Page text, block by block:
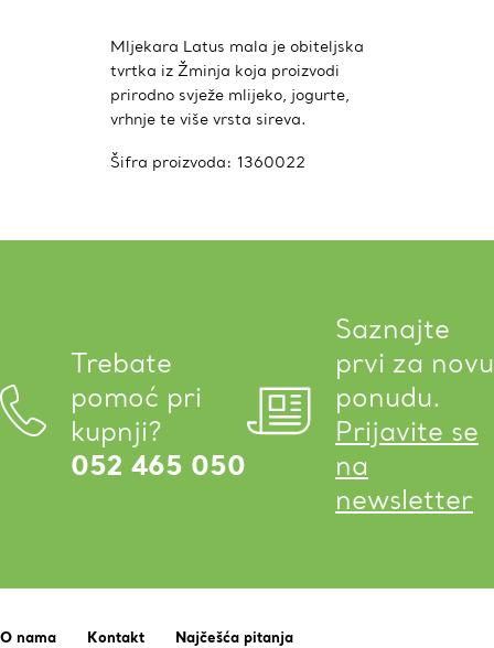
Mljekara Latus mala je obiteljska
tvrtka iz Žminja koja proizvodi
prirodno svježe mlijeko, jogurte,
vrhnje te više vrsta sireva.
Šifra proizvoda: 1360022
Trebate
pomoć pri
kupnji?
052 465 050
Saznajte
prvi za novu
ponudu.
Prijavite se
na
newsletter
O nama Kontakt Najčešća pitanja